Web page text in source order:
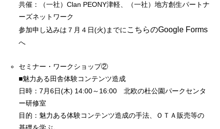
共催：（一社）Clan PEONY津軽、（一社）地方創生パートナ
ーズネットワーク
参加申し込みは７月４日(火)までに こちらのGoogle Forms
へ
セミナー・ワークショップ②
■魅力ある田舎体験コンテンツ造成
日時：7月6日(木) 14:00～16:00 北欧の杜公園パークセンタ
ー研修室
目的：魅力ある体験コンテンツ造成の手法、ＯＴＡ販売等の